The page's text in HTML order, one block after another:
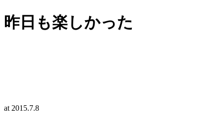
昨日も楽しかった
at 2015.7.8